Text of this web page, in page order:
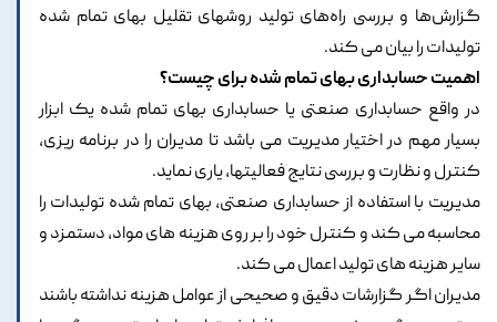
گزارش‌ها و بررسی راه‌های تولید روشهای تقلیل بهای تمام شده
تولیدات را بیان می کند.
اهمیت حسابداری بهای تمام شده برای چیست؟
در واقع حسابداری صنعتی یا حسابداری بهای تمام شده یک ابزار
بسیار مهم در اختیار مدیریت می باشد تا مدیران را در برنامه ریزی،
کنترل و نظارت و بررسی نتایج فعالیتها، یاری نماید.
مدیریت با استفاده از حسابداری صنعتی، بهای تمام شده تولیدات را
محاسبه می کند و کنترل خود را بر روی هزینه های مواد، دستمزد و
سایر هزینه های تولید اعمال می کند.
مدیران اگر گزارشات دقیق و صحیحی از عوامل هزینه نداشته باشند